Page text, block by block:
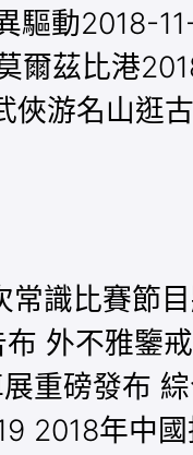
驅動2018-
爾茲比港
游名山逛
識比賽節
外不雅鑒
重磅發布
2018年中